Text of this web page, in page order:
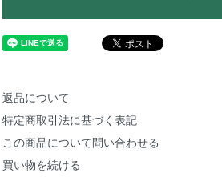
返品について
特定商取引法に基づく表記
この商品について問い合わせる
買い物を続ける